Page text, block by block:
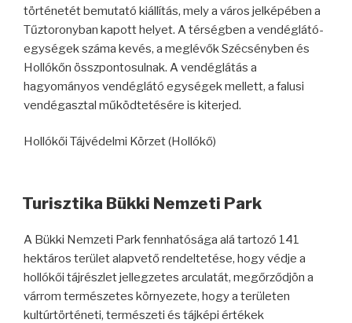
történetét bemutató kiállítás, mely a város jelképében a
Tűztoronyban kapott helyet. A térségben a vendéglátó-
egységek száma kevés, a meglévők Szécsényben és
Hollókőn összpontosulnak. A vendéglátás a
hagyományos vendéglátó egységek mellett, a falusi
vendégasztal működtetésére is kiterjed.
Hollókői Tájvédelmi Körzet (Hollókő)
Turisztika Bükki Nemzeti Park
A Bükki Nemzeti Park fennhatósága alá tartozó 141
hektáros terület alapvető rendeltetése, hogy védje a
hollókői tájrészlet jellegzetes arculatát, megőrződjön a
várrom természetes környezete, hogy a területen
kultúrtörténeti, természeti és tájképi értékek